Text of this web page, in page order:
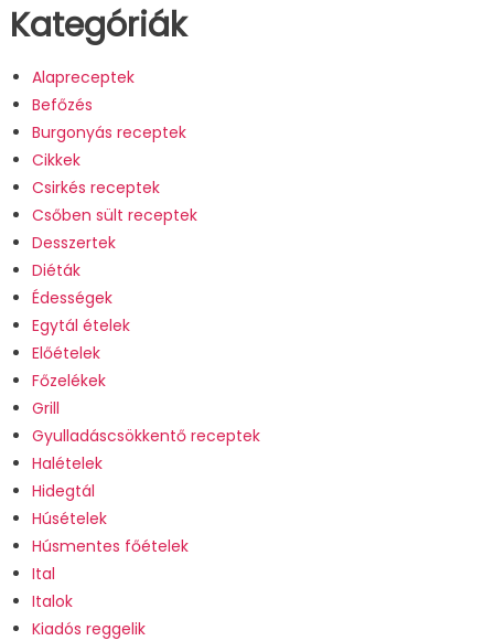
Kategóriák
Alapreceptek
Befőzés
Burgonyás receptek
Cikkek
Csirkés receptek
Csőben sült receptek
Desszertek
Diéták
Édességek
Egytál ételek
Előételek
Főzelékek
Grill
Gyulladáscsökkentő receptek
Halételek
Hidegtál
Húsételek
Húsmentes főételek
Ital
Italok
Kiadós reggelik